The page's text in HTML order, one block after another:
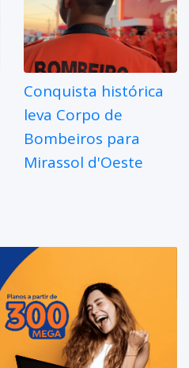
Conquista histórica
leva Corpo de
Bombeiros para
Mirassol d'Oeste